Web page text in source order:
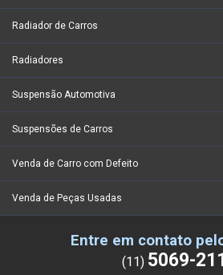
Radiador de Carros
Radiadores
Suspensão Automotiva
Suspensões de Carros
Venda de Carro com Defeito
Venda de Peças Usadas
Entre em contato
(11) 5069-